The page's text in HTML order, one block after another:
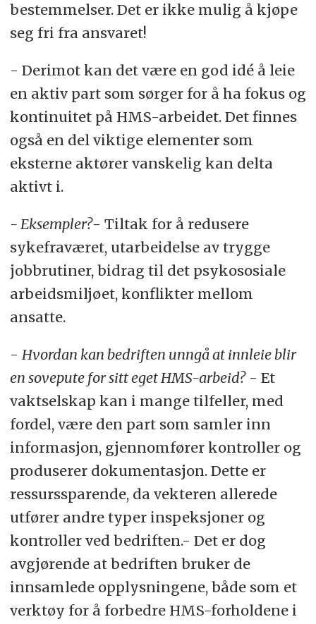
bestemmelser. Det er ikke mulig å kjøpe
seg fri fra ansvaret!
- Derimot kan det være en god idé å leie
en aktiv part som sørger for å ha fokus og
kontinuitet på HMS-arbeidet. Det finnes
også en del viktige elementer som
eksterne aktører vanskelig kan delta
aktivt i.
- Eksempler?- Tiltak for å redusere
sykefraværet, utarbeidelse av trygge
jobbrutiner, bidrag til det psykososiale
arbeidsmiljøet, konflikter mellom
ansatte.
- Hvordan kan bedriften unngå at innleie blir
en sovepute for sitt eget HMS-arbeid?- Et
vaktselskap kan i mange tilfeller, med
fordel, være den part som samler inn
informasjon, gjennomfører kontroller og
produserer dokumentasjon. Dette er
ressurssparende, da vekteren allerede
utfører andre typer inspeksjoner og
kontroller ved bedriften.- Det er dog
avgjørende at bedriften bruker de
innsamlede opplysningene, både som et
verktøy for å forbedre HMS-forholdene i